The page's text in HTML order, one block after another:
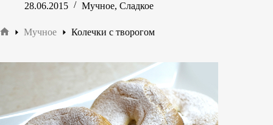
28.06.2015 Мучное, Сладкое
Мучное Колечки с творогом